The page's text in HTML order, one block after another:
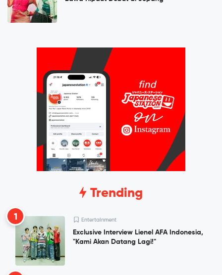
Trending
1 Entertainment
Exclusive Interview Lienel AFA Indonesia,
"Kami Akan Datang Lagi!"